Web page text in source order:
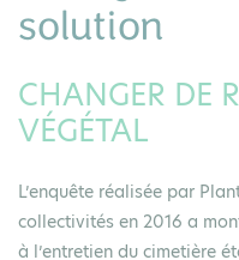
solution
CHANGER DE
VÉGÉTAL
L’enquête réalisée par
collectivités en 2016 a
à l’entretien du cimetière